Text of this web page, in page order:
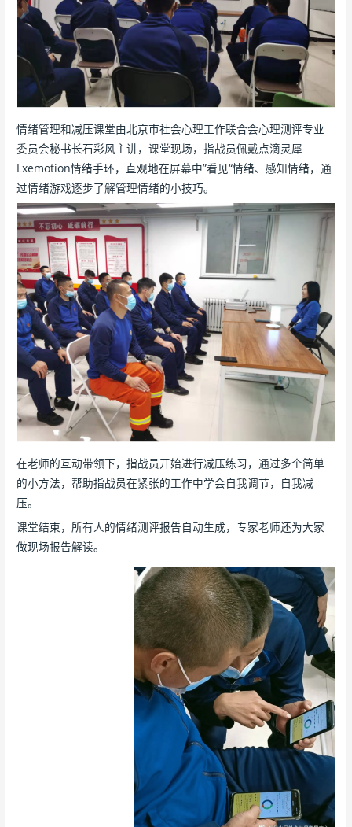
情绪管理和减压课堂由北京市社会心理工作联合会心理测评专业
委员会秘书长石彩风主讲，课堂现场，指战员佩戴点滴灵犀
Lxemotion情绪手环，直观地在屏幕中”看见“情绪、感知情绪，通
过情绪游戏逐步了解管理情绪的小技巧。
在老师的互动带领下，指战员开始进行减压练习，通过多个简单
的小方法，帮助指战员在紧张的工作中学会自我调节，自我减
压。
课堂结束，所有人的情绪测评报告自动生成，专家老师还为大家
做现场报告解读。